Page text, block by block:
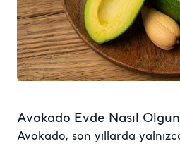
Avokado Evde Nasıl
Avokado, son yıllarda